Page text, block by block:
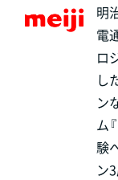
明
電
ロ
し
ン
ム
験
ン